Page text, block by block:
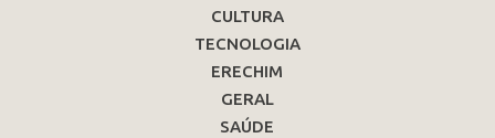
CULTURA
TECNOLOGIA
ERECHIM
GERAL
SAÚDE